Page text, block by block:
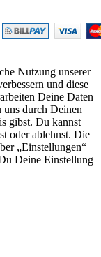
Nutzung unserer
und diese
Deine Daten
durch Deinen
gibst. Du kannst
oder ablehnst. Die
„Einstellungen“
Deine Einstellung